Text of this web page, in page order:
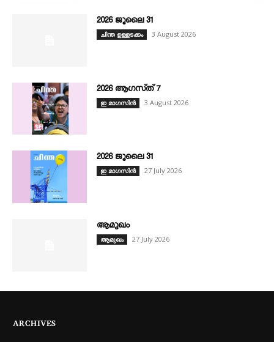
2026 ജൂലൈ 31
ചിന്ത ഉള്ളടക്കം 3 August 2026
2026 ആഗസ്‌ത്‌ 7
ഇ മാഗസിൻ 3 August 2026
2026 ജൂലൈ 31
ഇ മാഗസിൻ 27 July 2026
ആമുഖം
ആമുഖം 27 July 2026
ARCHIVES